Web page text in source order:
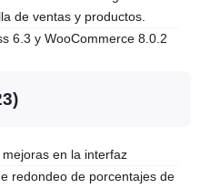
de ventas y productos.
6.3 y WooCommerce 8.0.2
en la interfaz
redondeo de porcentajes de